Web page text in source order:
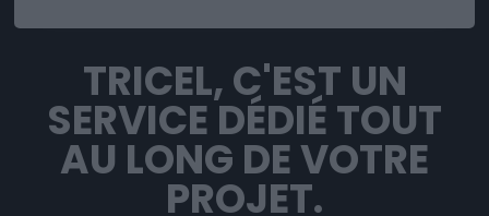
TRICEL, C'EST UN
SERVICE DÉDIÉ TOUT
AU LONG DE VOTRE
PROJET.